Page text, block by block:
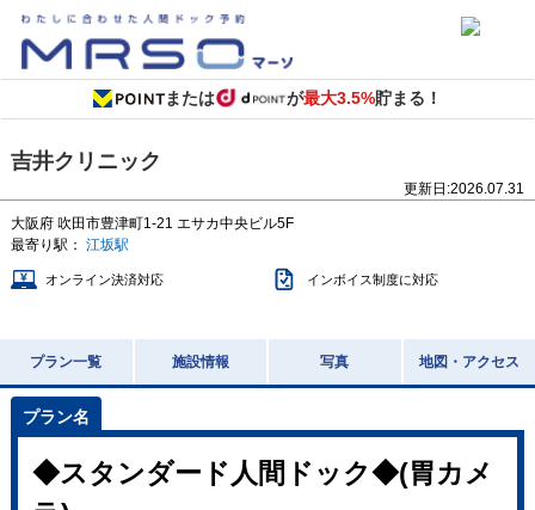
または が最大3.5%貯まる！
吉井クリニック
更新日:2026.07.31
大阪府 吹田市豊津町1-21 エサカ中央ビル5F
最寄り駅： 江坂駅
オンライン決済対応 インボイス制度に対応
プラン一覧 施設情報 写真 地図・アクセス
◆スタンダード人間ドック◆(胃カメ